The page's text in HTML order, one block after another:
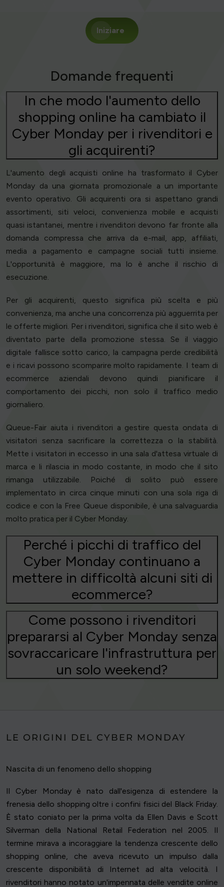
Iniziare
Domande frequenti
In che modo l'aumento dello
shopping online ha cambiato il
Cyber Monday per i rivenditori e
gli acquirenti?
L'aumento degli acquisti online ha trasformato il Cyber
Monday da una giornata promozionale a un importante
evento operativo. Gli acquirenti ora si aspettano grandi
assortimenti, siti veloci, convenienza mobile e acquisti
quasi istantanei, mentre i rivenditori devono far fronte alla
domanda compressa che arriva da e-mail, app, affiliati,
media a pagamento e campagne sociali tutti insieme.
L'opportunità è maggiore, ma lo è anche il rischio di
esecuzione.
Per gli acquirenti, questo significa più scelta e più
convenienza, ma anche una concorrenza più agguerrita per
le offerte migliori. Per i rivenditori, significa che il sito web è
diventato parte della promozione stessa. Se il viaggio
digitale fallisce sotto carico, la campagna perde credibilità
e i ricavi possono scomparire molto rapidamente. I team di
ecommerce aziendali devono quindi pianificare il
comportamento dei picchi, non solo il traffico medio
giornaliero.
Queue-Fair aiuta i rivenditori a gestire questa ondata di
visitatori senza sacrificare la correttezza o la stabilità.
Mette i visitatori in eccesso in una sala d'attesa virtuale di
marca e li rilascia in modo costante, in modo che il sito
rimanga utilizzabile. Poiché di solito può essere
implementato in circa cinque minuti con una sola riga di
codice e con la Free Queue disponibile, è una salvaguardia
molto pratica per il Cyber Monday.
Perché i picchi di traffico del
Cyber Monday continuano a
mettere in difficoltà alcuni siti di
ecommerce?
Come possono i rivenditori
prepararsi al Cyber Monday senza
sovraccaricare l'infrastruttura per
un solo weekend?
LE ORIGINI DEL CYBER MONDAY
Nascita di un fenomeno dello shopping
Il Cyber Monday è nato dall'esigenza di estendere la
frenesia dello shopping oltre i confini fisici del Black Friday.
È stato coniato per la prima volta da Ellen Davis e Scott
Silverman della National Retail Federation nel 2005. Il
termine mirava a incoraggiare la tendenza crescente dello
shopping online, che aveva ricevuto un impulso dalla
crescente disponibilità di Internet ad alta velocità. I
rivenditori hanno notato un'impennata delle vendite online